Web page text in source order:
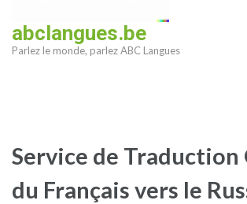
abclangues.be
Parlez le monde, parlez ABC Langues
Service de
du Français vers le